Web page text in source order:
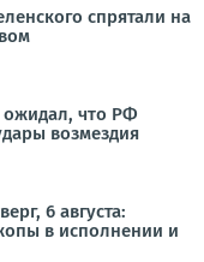
спрятали на
ожидал, что РФ
возмездия
6 августа:
в исполнении и